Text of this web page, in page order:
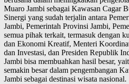
Muaro Jambi sebagai Kawasan Cagar
Sinergi yang sudah terjalin antara
Jambi, Pemerintah Provinsi Jambi,
semua pihak terkait, termasuk dengan
dan Ekonomi Kreatif, Menteri
dan Investasi, dan Presiden Republik
Jambi bisa membuahkan hasil besar,
semakin besar dalam pengembangan
Jambi sebagai destinasi wisata nasional.